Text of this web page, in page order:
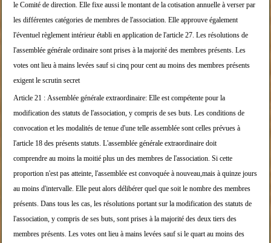
le Comité de direction. Elle fixe aussi le montant de la cotisation annuelle à verser par
les différentes catégories de membres de l'association. Elle approuve également
l'éventuel règlement intérieur établi en application de l'article 27. Les résolutions de
l'assemblée générale ordinaire sont prises à la majorité des membres présents. Les
votes ont lieu à mains levées sauf si cinq pourcent au moins des membres présents
exigent le scrutin secret
Article 21 : Assemblée générale extraordinaire: Elle est compétente pour la
modification des statuts de l'association, y compris de ses buts. Les conditions de
convocation et les modalités de tenue d'une telle assemblée sont celles prévues à
l'article 18 des présents statuts. L'assemblée générale extraordinaire doit
comprendreau moins la moitié plus un des membres de l'association. Si cette
proportion n'est pas atteinte, l'assemblée est convoquée à nouveau,mais à quinze jours
au moins d'intervalle. Elle peut alors délibérer quel que soit le nombre des membres
présents. Dans tous les cas, les résolutions portant sur la modification des statuts de
l'association, y comprisde ses buts, sont prises à la majorité des deux tiers des
membres présents. Les votes ont lieu à mains levées sauf si le quartau moins des